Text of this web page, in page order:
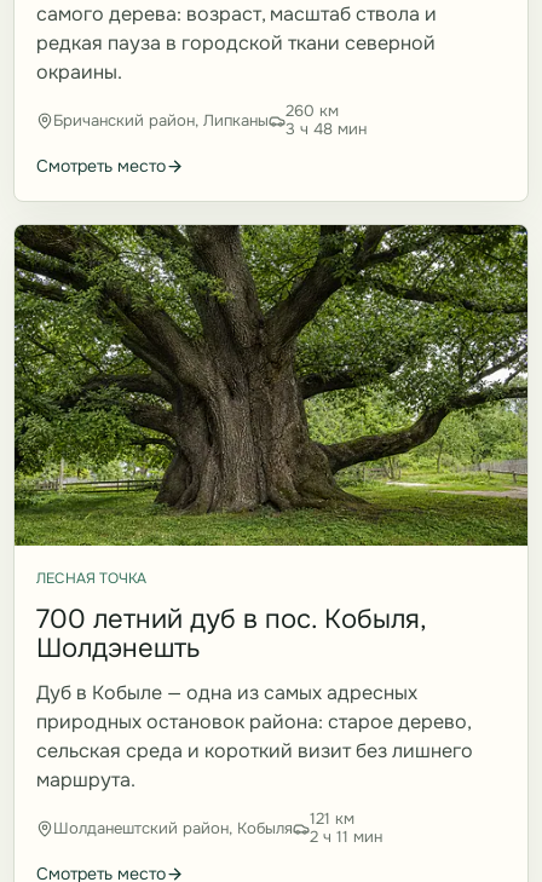
самого дерева: возраст, масштаб ствола и
редкая пауза в городской ткани северной
окраины.
Бричанский район, Липканы
260 км
3 ч 48 мин
Смотреть место
ЛЕСНАЯ ТОЧКА
700 летний дуб в пос. Кобыля,
Шолдэнешть
Дуб в Кобыле — одна из самых адресных
природных остановок района: старое дерево,
сельская среда и короткий визит без лишнего
маршрута.
Шолданештский район, Кобыля
121 км
2 ч 11 мин
Смотреть место